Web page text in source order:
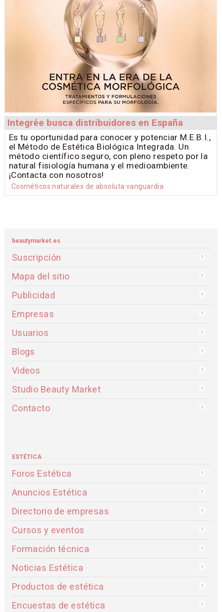
Integrée busca distribuidores en España
Es tu oportunidad para conocer y potenciar M.E.B.I.,
el Método de Estética Biológica Integrada. Un
método científico seguro, con pleno respeto por la
natural fisiología humana y el medioambiente.
¡Contacta con nosotros!
Cosméticos naturales de absoluta vanguardia
beautymarket.es
Suscripción
Mapa del sitio
Publicidad
Empresas
Usuarios
Blogs
Videos
Studio Beauty Market
Contacto
ESTÉTICA
Foros Estética
Anuncios Estética
Directorio de empresas
Cursos y eventos
Formación técnica
Noticias Estética
Productos de estética
Encuestas de estética